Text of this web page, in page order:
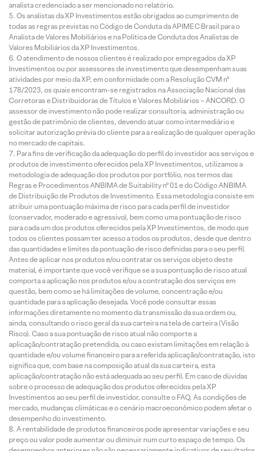
analista credenciado a ser mencionado no relatório.
Os analistas da XP Investimentos estão obrigados ao cumprimento de
todas as regras previstas no Código de Conduta da APIMEC Brasil para o
Analista de Valores Mobiliários e na Política de Conduta dos Analistas de
Valores Mobiliários da XP Investimentos.
O atendimento de nossos clientes é realizado por empregados da XP
Investimentos ou por assessores de investimento que desempenham suas
atividades por meio da XP, em conformidade com a Resolução CVM nº
178/2023, os quais encontram-se registrados na Associação Nacional das
Corretoras e Distribuidoras de Títulos e Valores Mobiliários – ANCORD. O
assessor de investimento não pode realizar consultoria, administração ou
gestão de patrimônio de clientes, devendo atuar como intermediário e
solicitar autorização prévia do cliente para a realização de qualquer operação
no mercado de capitais.
Para fins de verificação da adequação do perfil do investidor aos serviços e
produtos de investimento oferecidos pela XP Investimentos, utilizamos a
metodologia de adequação dos produtos por portfólio, nos termos das
Regras e Procedimentos ANBIMA de Suitability nº 01 e do Código ANBIMA
de Distribuição de Produtos de Investimento. Essa metodologia consiste em
atribuir uma pontuação máxima de risco para cada perfil de investidor
(conservador, moderado e agressivo), bem como uma pontuação de risco
para cada um dos produtos oferecidos pela XP Investimentos, de modo que
todos os clientes possam ter acesso a todos os produtos, desde que dentro
das quantidades e limites da pontuação de risco definidas para o seu perfil.
Antes de aplicar nos produtos e/ou contratar os serviços objeto deste
material, é importante que você verifique se a sua pontuação de risco atual
comporta a aplicação nos produtos e/ou a contratação dos serviços em
questão, bem como se há limitações de volume, concentração e/ou
quantidade para a aplicação desejada. Você pode consultar essas
informações diretamente no momento da transmissão da sua ordem ou,
ainda, consultando o risco geral da sua carteira na tela de carteira (Visão
Risco). Caso a sua pontuação de risco atual não comporte a
aplicação/contratação pretendida, ou caso existam limitações em relação à
quantidade e/ou volume financeiro para a referida aplicação/contratação, isto
significa que, com base na composição atual da sua carteira, esta
aplicação/contratação não está adequada ao seu perfil. Em caso de dúvidas
sobre o processo de adequação dos produtos oferecidos pela XP
Investimentos ao seu perfil de investidor, consulte o FAQ. As condições de
mercado, mudanças climáticas e o cenário macroeconômico podem afetar o
desempenho do investimento.
A rentabilidade de produtos financeiros pode apresentar variações e seu
preço ou valor pode aumentar ou diminuir num curto espaço de tempo. Os